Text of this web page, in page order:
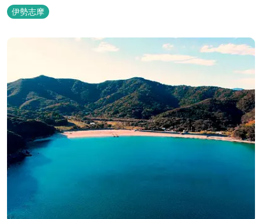
のは3艇のヨット。日本初の森のマリーナです。 航海の気分高まる
インテリアは見た目からは想像できないほど広く、くつろぎの空
上に寝転んで夜空を見上げれば...
伊勢志摩